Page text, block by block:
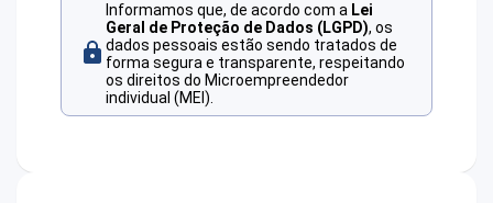
Informamos que, de acordo com a Lei
Geral de Proteção de Dados (LGPD), os
dados pessoais estão sendo tratados de
forma segura e transparente, respeitando
os direitos do Microempreendedor
individual (MEI).